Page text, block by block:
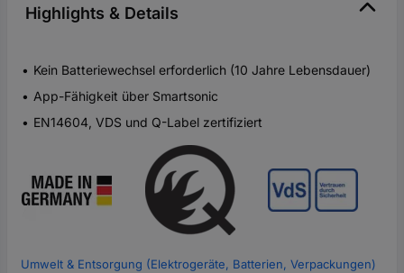
Highlights & Details
Kein Batteriewechsel erforderlich (10 Jahre Lebensdauer)
App-Fähigkeit über Smartsonic
EN14604, VDS und Q-Label zertifiziert
Umwelt & Entsorgung (Elektrogeräte, Batterien, Verpackungen)